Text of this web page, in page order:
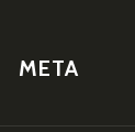
META